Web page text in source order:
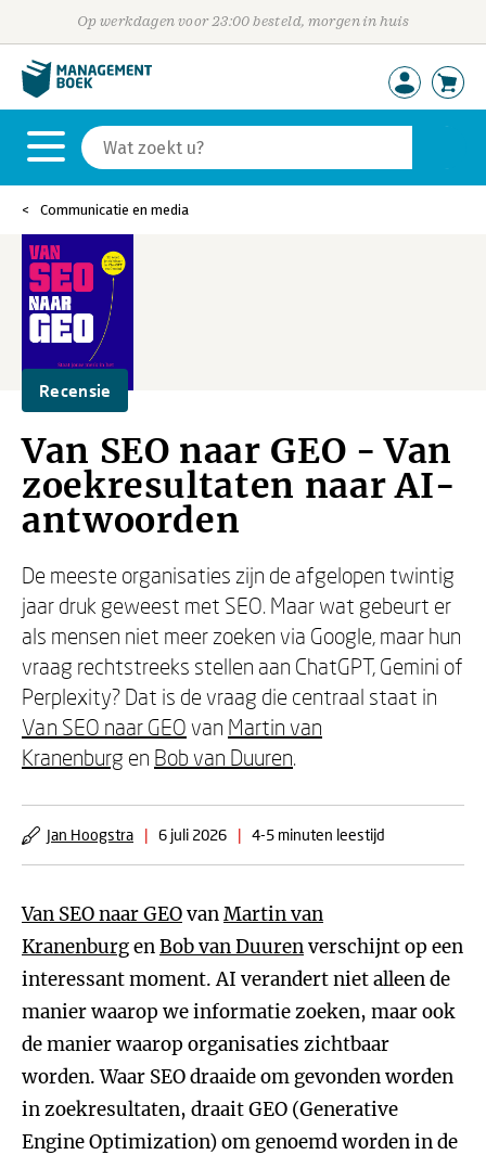
Op werkdagen voor 23:00 besteld, morgen in huis
Communicatie en media
Recensie
Van SEO naar GEO - Van
zoekresultaten naar AI-
antwoorden
De meeste organisaties zijn de afgelopen twintig
jaar druk geweest met SEO. Maar wat gebeurt er
als mensen niet meer zoeken via Google, maar hun
vraag rechtstreeks stellen aan ChatGPT, Gemini of
Perplexity? Dat is de vraag die centraal staat in
Van SEO naar GEO van Martin van
Kranenburg en Bob van Duuren.
Jan Hoogstra | 6 juli 2026 | 4-5 minuten leestijd
Van SEO naar GEOvanMartin van
KranenburgenBob van Duurenverschijnt op een
interessant moment. AI verandert niet alleen de
manier waarop we informatie zoeken, maar ook
de manier waarop organisaties zichtbaar
worden. Waar SEO draaide om gevonden worden
in zoekresultaten, draait GEO (Generative
Engine Optimization) om genoemd worden in de